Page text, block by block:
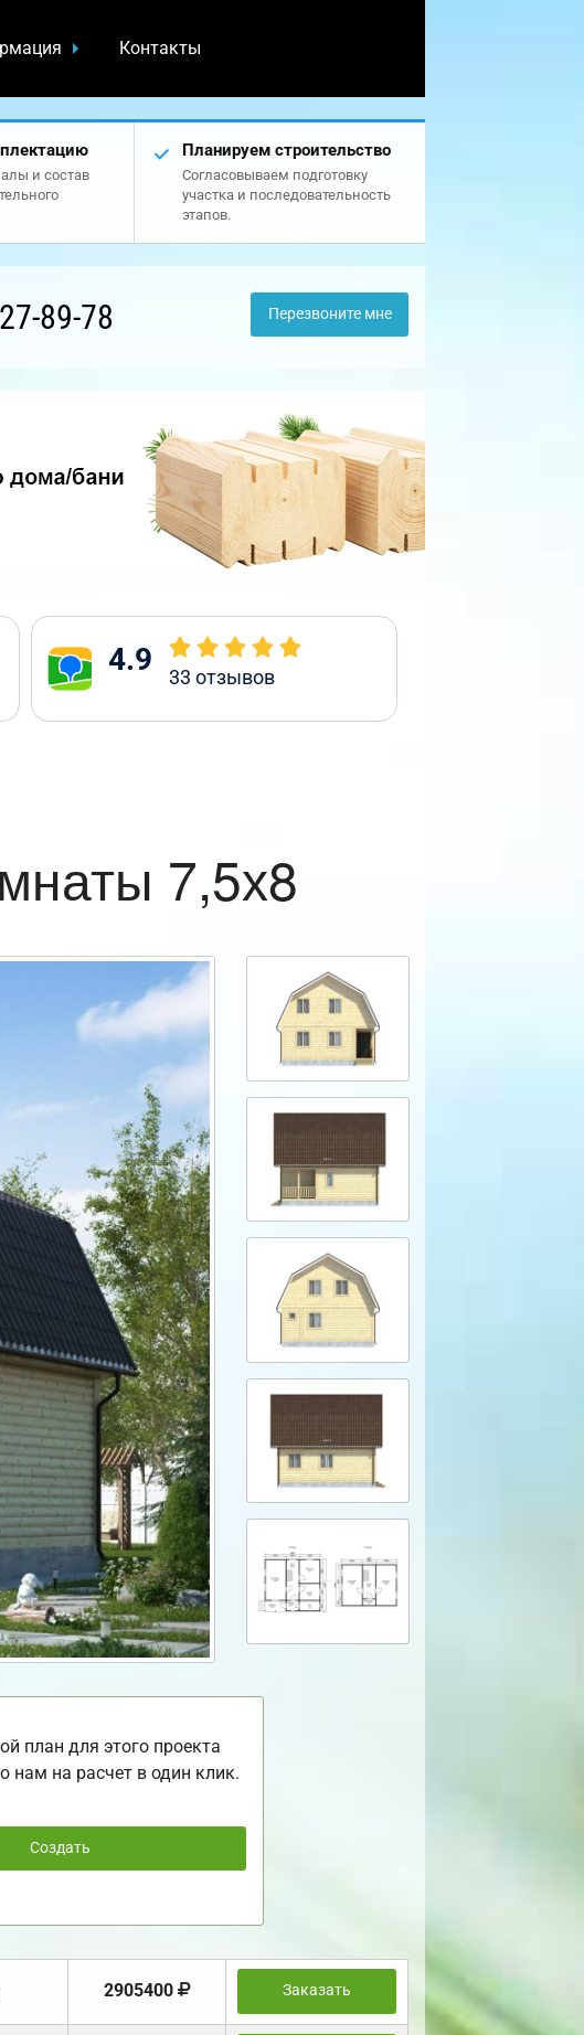
Контакты
и состав
Планируем строительство
Согласовываем подготовку
участка и последовательность
этапов.
89-78 Перезвоните мне
4.9 33 отзывов
7,5х8
план для этого проекта
нам на расчет в один клик.
Создать
2905400 Заказать